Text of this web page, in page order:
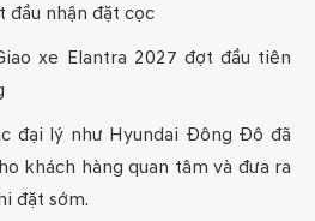
đầu nhận đặt cọc
xe Elantra 2027 đợt đầu tiên
đại lý như Hyundai Đông Đô đã
khách hàng quan tâm và đưa ra
đặt sớm.